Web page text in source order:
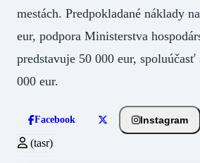
mestách. Predpokladané náklady
eur, podpora Ministerstva
predstavuje 50 000 eur,
000 eur.
Facebook Instagram
(tasr)